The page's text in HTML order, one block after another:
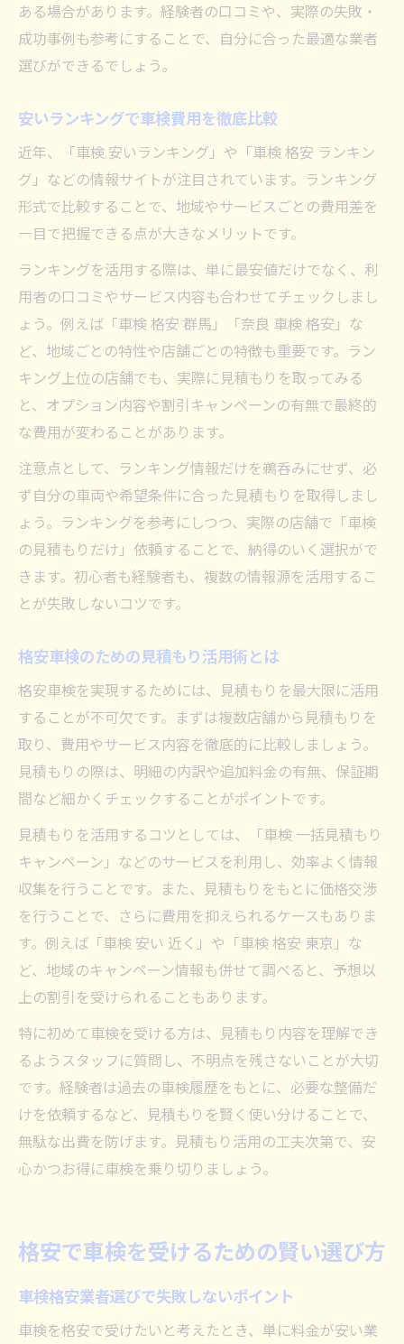
ある場合があります。経験者の口コミや、実際の失敗・
成功事例も参考にすることで、自分に合った最適な業者
選びができるでしょう。
安いランキングで車検費用を徹底比較
近年、「車検 安いランキング」や「車検 格安 ランキン
グ」などの情報サイトが注目されています。ランキング
形式で比較することで、地域やサービスごとの費用差を
一目で把握できる点が大きなメリットです。
ランキングを活用する際は、単に最安値だけでなく、利
用者の口コミやサービス内容も合わせてチェックしまし
ょう。例えば「車検 格安 群馬」「奈良 車検 格安」な
ど、地域ごとの特性や店舗ごとの特徴も重要です。ラン
キング上位の店舗でも、実際に見積もりを取ってみる
と、オプション内容や割引キャンペーンの有無で最終的
な費用が変わることがあります。
注意点として、ランキング情報だけを鵜呑みにせず、必
ず自分の車両や希望条件に合った見積もりを取得しまし
ょう。ランキングを参考にしつつ、実際の店舗で「車検
の見積もりだけ」依頼することで、納得のいく選択がで
きます。初心者も経験者も、複数の情報源を活用するこ
とが失敗しないコツです。
格安車検のための見積もり活用術とは
格安車検を実現するためには、見積もりを最大限に活用
することが不可欠です。まずは複数店舗から見積もりを
取り、費用やサービス内容を徹底的に比較しましょう。
見積もりの際は、明細の内訳や追加料金の有無、保証期
間など細かくチェックすることがポイントです。
見積もりを活用するコツとしては、「車検 一括見積もり
キャンペーン」などのサービスを利用し、効率よく情報
収集を行うことです。また、見積もりをもとに価格交渉
を行うことで、さらに費用を抑えられるケースもありま
す。例えば「車検 安い 近く」や「車検 格安 東京」な
ど、地域のキャンペーン情報も併せて調べると、予想以
上の割引を受けられることもあります。
特に初めて車検を受ける方は、見積もり内容を理解でき
るようスタッフに質問し、不明点を残さないことが大切
です。経験者は過去の車検履歴をもとに、必要な整備だ
けを依頼するなど、見積もりを賢く使い分けることで、
無駄な出費を防げます。見積もり活用の工夫次第で、安
心かつお得に車検を乗り切りましょう。
格安で車検を受けるための賢い選び方
車検格安業者選びで失敗しないポイント
車検を格安で受けたいと考えたとき、単に料金が安い業